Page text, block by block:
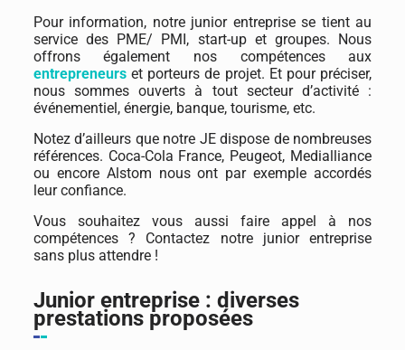
Pour information, notre junior entreprise se tient au
service des PME/ PMI, start-up et groupes. Nous
offrons également nos compétences aux
entrepreneurset porteurs de projet. Et pour préciser,
nous sommes ouverts à tout secteur d’activité :
événementiel, énergie, banque, tourisme, etc.
Notez d’ailleurs que notre JE dispose de nombreuses
références. Coca-Cola France, Peugeot, Medialliance
ou encore Alstom nous ont par exemple accordés
leur confiance.
Vous souhaitez vous aussi faire appel à nos
compétences ? Contactez notre junior entreprise
sans plus attendre !
Junior entreprise : diverses
prestations proposées